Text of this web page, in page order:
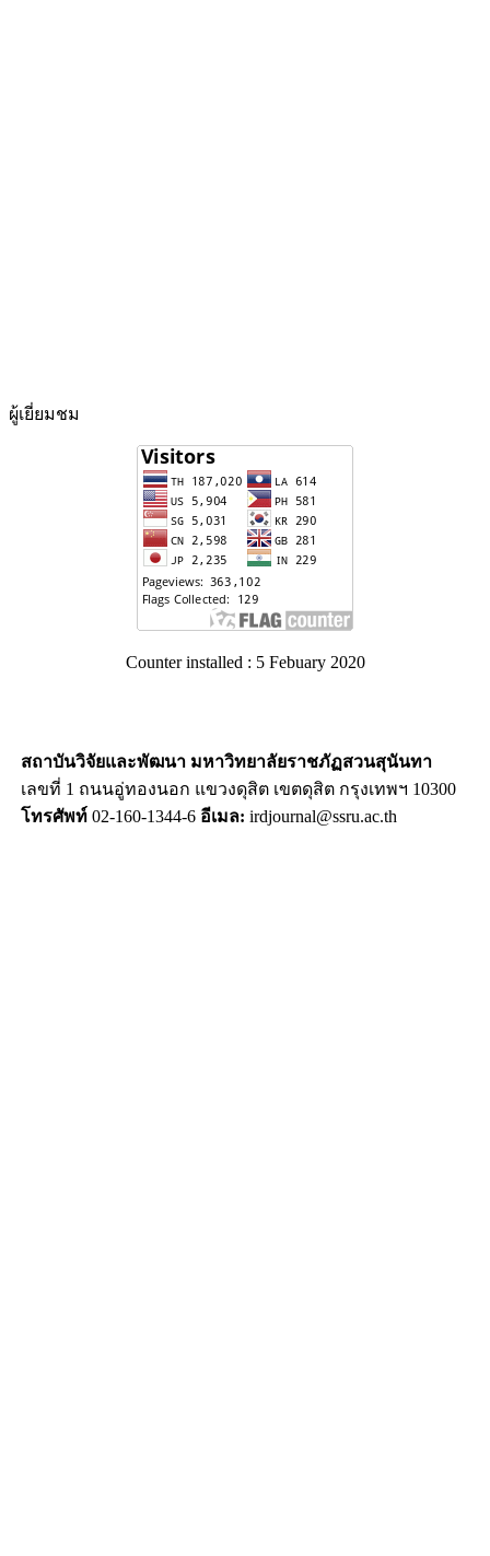
ผู้เยี่ยมชม
Counter installed : 5 Febuary 2020
สถาบันวิจัยและพัฒนา มหาวิทยาลัยราชภัฏสวนสุนันทา
เลขที่ 1 ถนนอู่ทองนอก แขวงดุสิต เขตดุสิต กรุงเทพฯ 10300
โทรศัพท์ 02-160-1344-6 อีเมล: irdjournal@ssru.ac.th